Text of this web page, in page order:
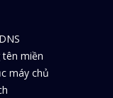
tên miền
máy chủ